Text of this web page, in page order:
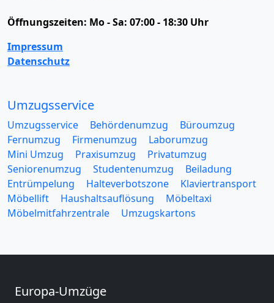
Öffnungszeiten: Mo - Sa: 07:00 - 18:30 Uhr
Impressum
Datenschutz
Umzugsservice
Umzugsservice Behördenumzug
Büroumzug
Fernumzug
Firmenumzug
Laborumzug
Mini Umzug
Praxisumzug
Privatumzug
Seniorenumzug
Studentenumzug
Beiladung
Entrümpelung
Halteverbotszone
Klaviertransport
Möbellift
Haushaltsauflösung
Möbeltaxi
Möbelmitfahrzentrale
Umzugskartons
Europa-Umzüge